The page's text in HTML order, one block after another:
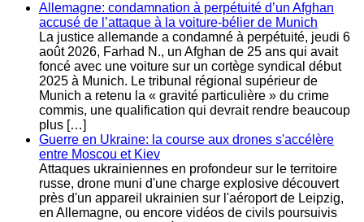
Allemagne: condamnation à perpétuité d’un Afghan
accusé de l’attaque à la voiture-bélier de Munich
La justice allemande a condamné à perpétuité, jeudi 6
août 2026, Farhad N., un Afghan de 25 ans qui avait
foncé avec une voiture sur un cortège syndical début
2025 à Munich. Le tribunal régional supérieur de
Munich a retenu la « gravité particulière » du crime
commis, une qualification qui devrait rendre beaucoup
plus […]
Guerre en Ukraine: la course aux drones s'accélère
entre Moscou et Kiev
Attaques ukrainiennes en profondeur sur le territoire
russe, drone muni d'une charge explosive découvert
près d'un appareil ukrainien sur l'aéroport de Leipzig,
en Allemagne, ou encore vidéos de civils poursuivis